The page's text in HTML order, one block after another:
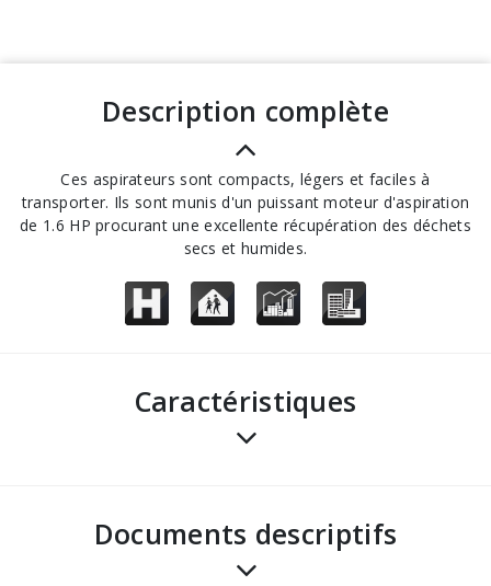
description complète
Ces aspirateurs sont compacts, légers et faciles à
transporter. Ils sont munis d'un puissant moteur d'aspiration
de 1.6 HP procurant une excellente récupération des déchets
secs et humides.
Caractéristiques
Documents descriptifs